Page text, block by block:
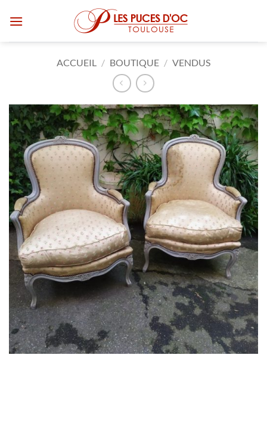
ACCUEIL / BOUTIQUE / VENDUS